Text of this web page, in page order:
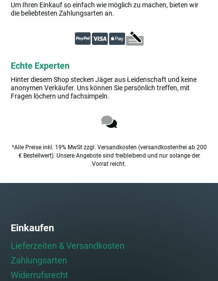
Um Ihren Einkauf so einfach wie möglich zu machen, bieten wir
die beliebtesten Zahlungsarten an.
Echte Experten
Hinter diesem Shop stecken Jäger aus Leidenschaft und keine
anonymen Verkäufer. Uns können Sie persönlich treffen, mit
Fragen löchern und fachsimpeln.
*Alle Preise inkl. 19% MwSt zzgl. Versandkosten (versandkostenfrei ab 200
€ Bestellwert). Unsere Angebote sind freibleibend und nur solange der
Vorrat reicht.
Einkaufen
Lieferzeiten & Versandkosten
Zahlungsarten
Widerrufsrecht